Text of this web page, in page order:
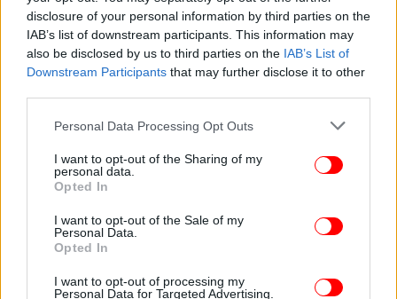
disclosure of your personal information by third parties on the
IAB’s list of downstream participants. This information may
also be disclosed by us to third parties on the IAB’s List of
Downstream Participants that may further disclose it to other
Please note that this website/app uses one or more Google
not limited to your visit or usage behaviour. You may click to
grant or deny consent to Google and its third-party tags to
use your data for below specified purposes in below Google
consent section.
Personal Data Processing Opt Outs
I want to opt-out of the Sharing of my
personal data.
Opted In
I want to opt-out of the Sale of my
Personal Data.
Opted In
I want to opt-out of processing my
Personal Data for Targeted Advertising.
Με καταμετρημένο το 83%, συγκεντρώνει ποσοστό
64,7% έναντι 35,3% της Δημοκρατικής Αντρεα
Μόρσι, σε μια Πολιτεία όπου οι Δημοκρατικοί και η
Καμάλα Χάρις, δείχνουν πως θα επικρατήσουν με